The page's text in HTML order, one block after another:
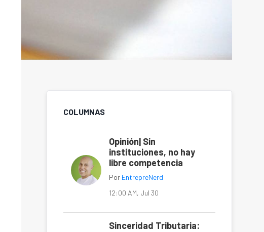
COLUMNAS
Opinión| Sin
instituciones, no hay
libre competencia
Por EntrepreNerd
12:00 AM, Jul 30
Sinceridad Tributaria: